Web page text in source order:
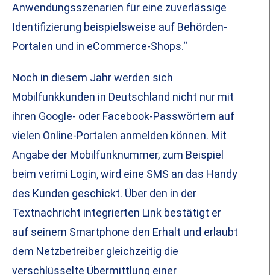
Anwendungsszenarien für eine zuverlässige
Identifizierung beispielsweise auf Behörden-
Portalen und in eCommerce-Shops.“
Noch in diesem Jahr werden sich
Mobilfunkkunden in Deutschland nicht nur mit
ihren Google- oder Facebook-Passwörtern auf
vielen Online-Portalen anmelden können. Mit
Angabe der Mobilfunknummer, zum Beispiel
beim verimi Login, wird eine SMS an das Handy
des Kunden geschickt. Über den in der
Textnachricht integrierten Link bestätigt er
auf seinem Smartphone den Erhalt und erlaubt
dem Netzbetreiber gleichzeitig die
verschlüsselte Übermittlung einer